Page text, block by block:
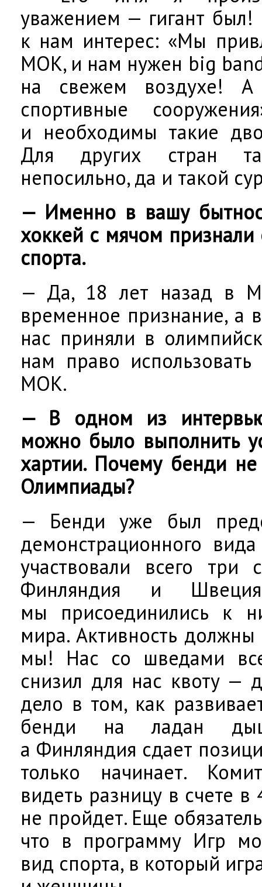
уважением — гигант
к нам интерес: «Мы
МОК, и нам нужен big
на свежем воздухе! А
спортивные
и необходимы такие
Для других стран
непосильно, да и такой
— Именно в вашу
хоккей с мячом
спорта.
— Да, 18 лет назад в
временное признание, а
нас приняли в
нам право
МОК.
— В одном из
можно было выполнить
хартии. Почему бенди
Олимпиады?
— Бенди уже был
демонстрационного
участвовали всего три
Финляндия и
мы присоединились к
мира. Активность должны
мы! Нас со шведами
снизил для нас квоту —
дело в том, как
бенди на ладан
а Финляндия сдает
только начинает.
видеть разницу в счете
не пройдет. Еще
что в программу Игр
вид спорта, в который